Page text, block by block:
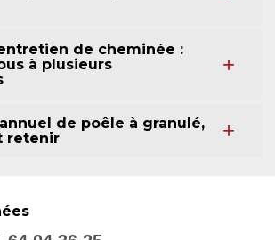
de cheminée :
à plusieurs
de poêle à granulé,
retenir